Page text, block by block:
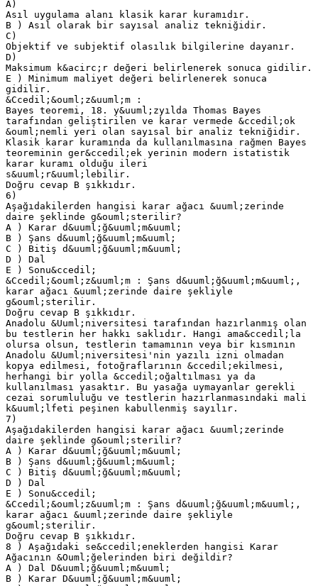
A)
Asıl uygulama alanı klasik karar kuramıdır.
B ) Asıl olarak bir sayısal analiz tekniğidir.
C)
Objektif ve subjektif olasılık bilgilerine dayanır.
D)
Maksimum k&acirc;r değeri belirlenerek sonuca gidilir.
E ) Minimum maliyet değeri belirlenerek sonuca
gidilir.
&Ccedil;&ouml;z&uuml;m :
Bayes teoremi, 18. y&uuml;zyılda Thomas Bayes
tarafından geliştirilen ve karar vermede &ccedil;ok
&ouml;nemli yeri olan sayısal bir analiz tekniğidir.
Klasik karar kuramında da kullanılmasına rağmen Bayes
teoreminin ger&ccedil;ek yerinin modern istatistik
karar kuramı olduğu ileri
s&uuml;r&uuml;lebilir.
Doğru cevap B şıkkıdır.
6)
Aşağıdakilerden hangisi karar ağacı &uuml;zerinde
daire şeklinde g&ouml;sterilir?
A ) Karar d&uuml;ğ&uuml;m&uuml;
B ) Şans d&uuml;ğ&uuml;m&uuml;
C ) Bitiş d&uuml;ğ&uuml;m&uuml;
D ) Dal
E ) Sonu&ccedil;
&Ccedil;&ouml;z&uuml;m : Şans d&uuml;ğ&uuml;m&uuml;,
karar ağacı &uuml;zerinde daire şekliyle
g&ouml;sterilir.
Doğru cevap B şıkkıdır.
Anadolu &Uuml;niversitesi tarafından hazırlanmış olan
bu testlerin her hakkı saklıdır. Hangi ama&ccedil;la
olursa olsun, testlerin tamamının veya bir kısmının
Anadolu &Uuml;niversitesi'nin yazılı izni olmadan
kopya edilmesi, fotoğraflarının &ccedil;ekilmesi,
herhangi bir yolla &ccedil;oğaltılması ya da
kullanılması yasaktır. Bu yasağa uymayanlar gerekli
cezai sorumluluğu ve testlerin hazırlanmasındaki mali
k&uuml;lfeti peşinen kabullenmiş sayılır.
7)
Aşağıdakilerden hangisi karar ağacı &uuml;zerinde
daire şeklinde g&ouml;sterilir?
A ) Karar d&uuml;ğ&uuml;m&uuml;
B ) Şans d&uuml;ğ&uuml;m&uuml;
C ) Bitiş d&uuml;ğ&uuml;m&uuml;
D ) Dal
E ) Sonu&ccedil;
&Ccedil;&ouml;z&uuml;m : Şans d&uuml;ğ&uuml;m&uuml;,
karar ağacı &uuml;zerinde daire şekliyle
g&ouml;sterilir.
Doğru cevap B şıkkıdır.
8 ) Aşağıdaki se&ccedil;eneklerden hangisi Karar
Ağacının &Ouml;ğelerinden biri değildir?
A ) Dal D&uuml;ğ&uuml;m&uuml;
B ) Karar D&uuml;ğ&uuml;m&uuml;